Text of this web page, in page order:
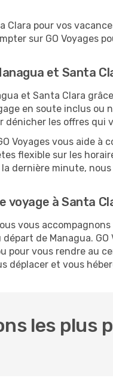
Clara pour vos
sur GO Voyages
et Santa
et Santa Clara
en soute inclus ou
les offres qui
Voyages vous aide
flexible sur les
dernière minute,
voyage à Santa
vous
de Managua.
pour vous rendre au
déplacer et vous
les plus